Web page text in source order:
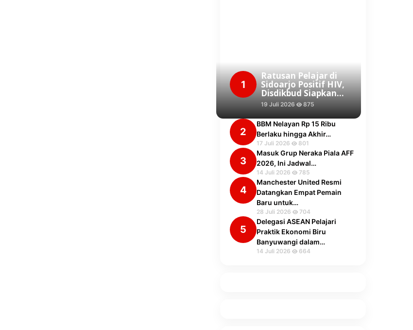
1
Ratusan Pelajar di
Sidoarjo Positif HIV,
Disdikbud Siapkan…
19 Juli 2026 875
2
BBM Nelayan Rp 15 Ribu
Berlaku hingga Akhir…
17 Juli 2026 801
3
Masuk Grup Neraka Piala AFF
2026, Ini Jadwal…
14 Juli 2026 785
4
Manchester United Resmi
Datangkan Empat Pemain
Baru untuk…
28 Juli 2026 704
5
Delegasi ASEAN Pelajari
Praktik Ekonomi Biru
Banyuwangi dalam…
14 Juli 2026 664